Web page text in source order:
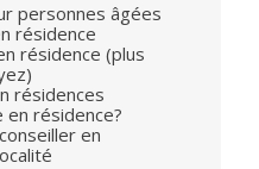
personnes âgées
résidence
résidence (plus
résidences
résidence?
en